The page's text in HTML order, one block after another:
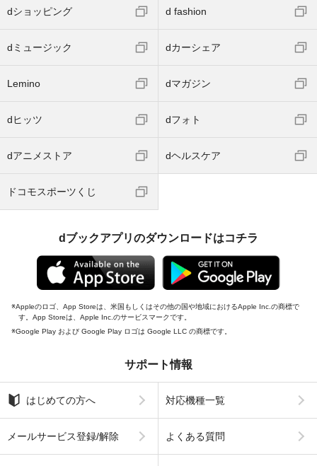
dショッピング d fashion
dミュージック dカーシェア
Lemino dマガジン
dヒッツ dフォト
dアニメストア dヘルスケア
ドコモスポーツくじ
dブックアプリのダウンロードはコチラ
Appleのロゴ、App Storeは、米国もしくはその他の国や地域におけるApple Inc.の商標で
す。App Storeは、Apple Inc.のサービスマークです。
Google Play および Google Play ロゴは Google LLC の商標です。
サポート情報
はじめての方へ 対応機種一覧
メールサービス登録/解除 よくある質問